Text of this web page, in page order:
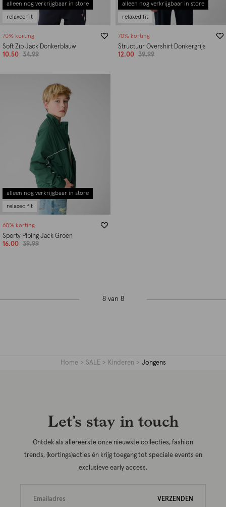
alleen nog verkrijgbaar in store
relaxed fit
70% korting
Soft Zip Jack Donkerblauw
10.50
34.99
alleen nog verkrijgbaar in store
relaxed fit
70% korting
Structuur Overshirt Donkergrijs
12.00
39.99
alleen nog verkrijgbaar in store
relaxed fit
60% korting
Sporty Piping Jack Groen
16.00
39.99
8 van 8
Home SALE Kinderen Jongens
Let’s stay in touch
Ontdek als allereerste onze nieuwste collecties, fashion
trends, (kortings)acties én krijg toegang tot speciale events en
exclusieve early access.
VERZENDEN